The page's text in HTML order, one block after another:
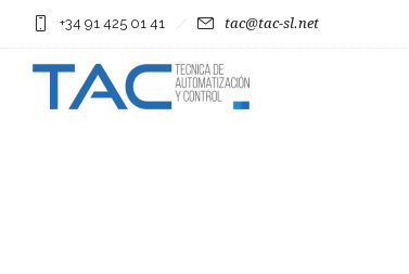
+34 91 425 01 41 tac@tac-sl.net